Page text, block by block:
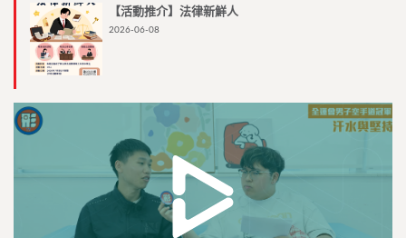
【活動推介】法律新鮮人
2026-06-08